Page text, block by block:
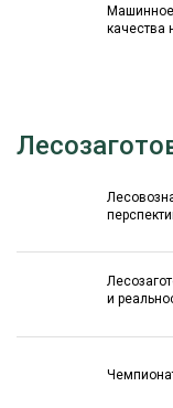
Машинное
качества
и